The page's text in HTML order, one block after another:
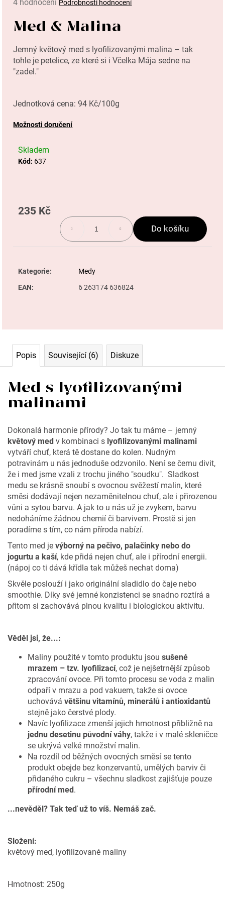
produktu
je
4,8
z
5
hvězdiček.
4 hodnocení Podrobnosti hodnocení
Med & Malina
Jemný květový med s lyofilizovanými malina – tak
tohle je petelice, ze které si i Včelka Mája sedne na
"zadel."
Jednotková cena: 94 Kč/100g
Možnosti doručení
Skladem
Kód: 637
235 Kč
Do košíku
Kategorie:
Medy
EAN: 6 263174 636824
Popis Související (6) Diskuze
Med s lyofilizovanými
malinami
Dokonalá harmonie přírody? Jo tak tu máme – jemný
květový med v kombinaci s lyofilizovanými malinami
vytváří chuť, která tě dostane do kolen. Nudným
potravinám u nás jednoduše odzvonilo. Není se čemu divit,
že i med jsme vzali z trochu jiného "soudku". Sladkost
medu se krásně snoubí s ovocnou svěžestí malin, které
směsi dodávají nejen nezaměnitelnou chuť, ale i přirozenou
vůni a sytou barvu. A jak to u nás už je zvykem, barvu
nedoháníme žádnou chemií či barvivem. Prostě si jen
poradíme s tím, co nám příroda nabízí.
Tento med je výborný na pečivo, palačinky nebo do
jogurtu a kaší, kde přidá nejen chuť, ale i přírodní energii.
(nápoj co ti dává křídla tak můžeš nechat doma)
Skvěle poslouží i jako originální sladidlo do čaje nebo
smoothie. Díky své jemné konzistenci se snadno roztírá a
přitom si zachovává plnou kvalitu i biologickou aktivitu.
Věděl jsi, že...:
Maliny použité v tomto produktu jsou sušené
mrazem – tzv. lyofilizací, což je nejšetrnější způsob
zpracování ovoce. Při tomto procesu se voda z malin
odpaří v mrazu a pod vakuem, takže si ovoce
uchovává většinu vitamínů, minerálů i antioxidantů
stejně jako čerstvé plody.
Navíc lyofilizace zmenší jejich hmotnost přibližně na
jednu desetinu původní váhy, takže i v malé skleničce
se ukrývá velké množství malin.
Na rozdíl od běžných ovocných směsí se tento
produkt obejde bez konzervantů, umělých barviv či
přidaného cukru – všechnu sladkost zajišťuje pouze
přírodní med.
...nevěděl? Tak teď už to víš. Nemáš zač.
Složení:
květový med, lyofilizované maliny
Hmotnost: 250g
j
t
?
p
r
u
e
sirup
levandule
Kč